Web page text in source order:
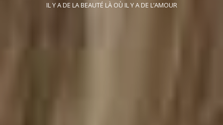
IL Y A DE LA BEAUTÉ LÀ OÙ IL Y A DE L’AMOUR